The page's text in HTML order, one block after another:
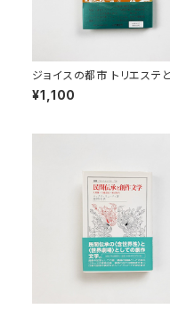
ジョイスの都市 トリエステ
ーリッヒ | 宮田恭子
¥1,100